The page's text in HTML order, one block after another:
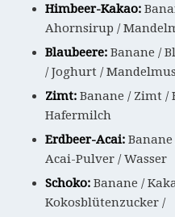
Himbeer-Kakao:
Ahornsirup /
Blaubeere: Banane /
/ Joghurt /
Zimt:Banane / Zimt /
Hafermilch
Erdbeer-Acai:Banane
Acai-Pulver / Wasser
Schoko:Banane /
Kokosblütenzucker /